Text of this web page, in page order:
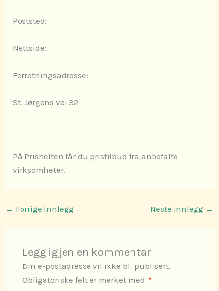
Poststed:
Nettside:
Forretningsadresse:
St. Jørgens vei 32
På Prishelten får du pristilbud fra anbefalte
virksomheter.
← Forrige Innlegg Neste Innlegg →
Legg igjen en kommentar
Din e-postadresse vil ikke bli publisert.
Obligatoriske felt er merket med *